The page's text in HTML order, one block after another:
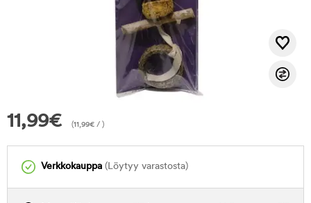
11,99€ (11,99€ / )
Verkkokauppa (Löytyy varastosta)